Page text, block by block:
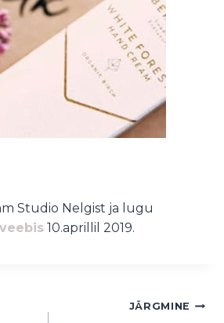
Studio Nelgist ja lugu
10.aprillil 2019.
JÄRGMINE